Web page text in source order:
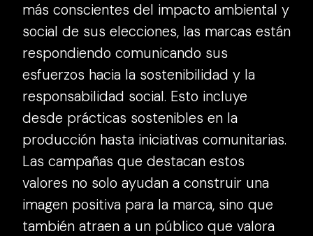
más conscientes del impacto ambiental y
social de sus elecciones, las marcas están
respondiendo comunicando sus
esfuerzos hacia la sostenibilidad y la
responsabilidad social. Esto incluye
desde prácticas sostenibles en la
producción hasta iniciativas comunitarias.
Las campañas que destacan estos
valores no solo ayudan a construir una
imagen positiva para la marca, sino que
también atraen a un público que valora